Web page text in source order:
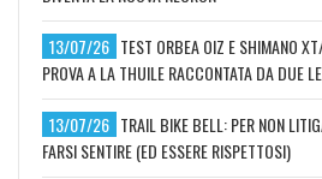
13/07/26 TEST ORBEA OIZ E SHIMANO
PROVA A LA THUILE RACCONTATA DA DUE
13/07/26 TRAIL BIKE BELL: PER NON
FARSI SENTIRE (ED ESSERE RISPETTOSI)